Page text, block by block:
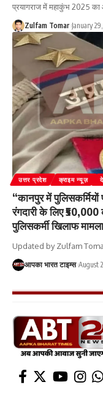
प्रयागराज में महाकुंभ 2025
Zulfam Tomar January
उत्तर प्रदेश क्राइम न्यूज़
“कानपुर में
रंगदारी के लिए
पुलिसकर्मी खिलाफ
Updated by Zulfam Tomar
आपका भारत टाइम्स August